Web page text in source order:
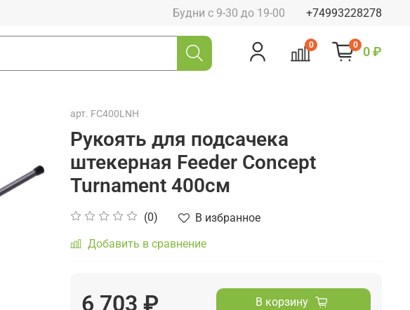
Будни с 9-30 до 19-00 +74993228278
0 0 0 ₽
арт. FC400LNH
Рукоять для подсачека
штекерная Feeder Concept
Turnament 400см
(0)
В избранное
Добавить в сравнение
6 703 ₽ В корзину